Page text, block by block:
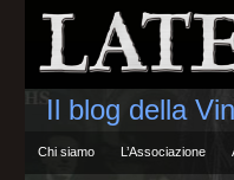
Il blog della
Chi siamo L’Associazione